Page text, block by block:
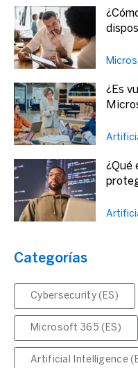
¿Es
¿Qué
Categorías
Cybersecurity (ES)
Microsoft 365 (ES)
Artificial Intelligence